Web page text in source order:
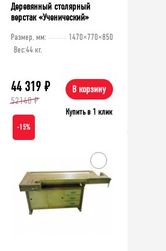
Деревянный столярный
верстак «Ученический»
Размер, мм:
1470×770×850
Вес:44 кг.
44 319 ₽
52140 ₽
В корзину
Купить в 1 клик
-15%